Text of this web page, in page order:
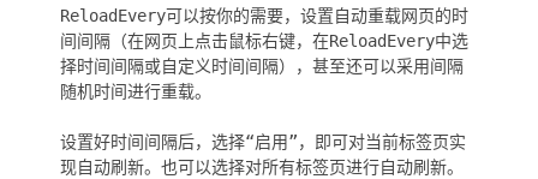
ReloadEvery可以按你的需要，设置自动重载网页的时
间间隔（在网页上点击鼠标右键，在ReloadEvery中选
择时间间隔或自定义时间间隔），甚至还可以采用间隔
随机时间进行重载。
设置好时间间隔后，选择“启用”，即可对当前标签页实
现自动刷新。也可以选择对所有标签页进行自动刷新。